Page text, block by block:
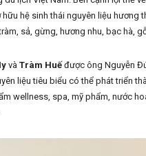
hệ sinh thái nguyên liệu hương
sả, gừng, hương nhu, bạc hà,
và Tràm Huếđược ông Nguyễn
liệu tiêu biểu có thể phát triển
wellness, spa, mỹ phẩm, nước